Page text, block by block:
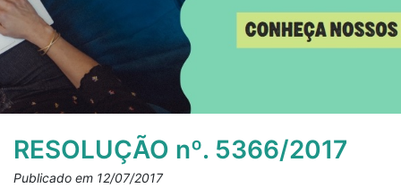
RESOLUÇÃO nº. 5366/2017
Publicado em 12/07/2017